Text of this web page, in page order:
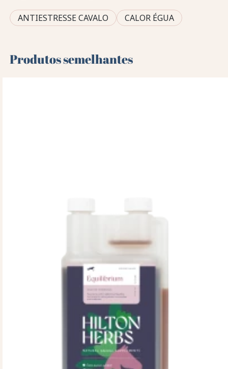
ANTIESTRESSE CAVALO CALOR ÉGUA
Produtos semelhantes